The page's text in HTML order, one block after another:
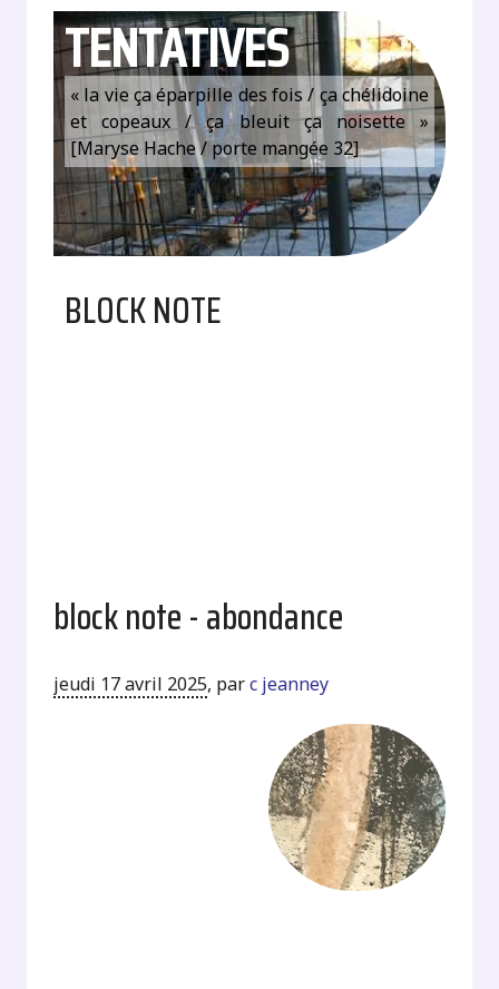
TENTATIVES
« la vie ça éparpille des fois / ça chélidoine
et copeaux / ça bleuit ça noisette »
[Maryse Hache / porte mangée 32]
BLOCK NOTE
block note - abondance
jeudi 17 avril 2025, parc jeanney